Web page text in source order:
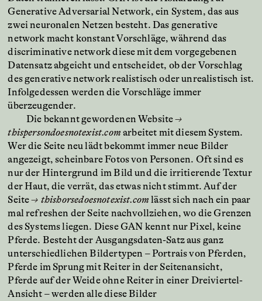
Generative Adversarial Network, ein System, das aus
zwei neuronalen Netzen besteht. Das generative
network macht konstant Vorschläge, während das
discriminative network diese mit dem vorgegebenen
Datensatz abgeicht und entscheidet, ob der Vorschlag
des generative network realistisch oder unrealistisch ist.
Infolgedessen werden die Vorschläge immer
überzeugender.
Die bekannt gewordenen Website→
thispersondoesnotexist.com arbeitet mit diesem System.
Wer die Seite neu lädt bekommt immer neue Bilder
angezeigt, scheinbare Fotos von Personen. Oft sind es
nur der Hintergrund im Bild und die irritierende Textur
der Haut, die verrät, das etwas nicht stimmt. Auf der
Seite→ thishorsedoesnotexist.com lässt sich nach ein paar
mal refreshen der Seite nachvollziehen, wo die Grenzen
des Systems liegen. Diese GAN kennt nur Pixel, keine
Pferde. Besteht der Ausgangsdaten-Satz aus ganz
unterschiedlichen Bildertypen – Portrais von Pferden,
Pferde im Sprung mit Reiter in der Seitenansicht,
Pferde auf der Weide ohne Reiter in einer Dreiviertel-
Ansicht – werden alle diese Bilder